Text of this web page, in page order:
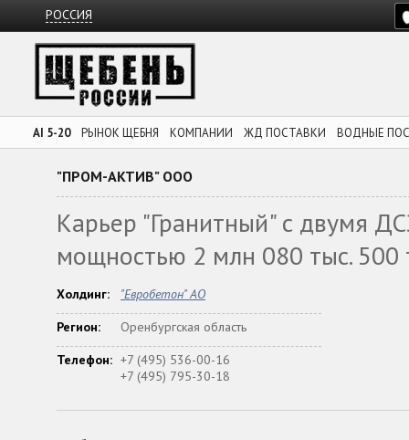
РОССИЯ
AI 5-20 РЫНОК ЩЕБНЯ КОМПАНИИ ЖД ПОСТАВКИ ВОДНЫЕ
"ПРОМ-АКТИВ" ООО
Карьер "Гранитный" с двумя
мощностью 2 млн 080 тыс. 500
Холдинг:
"Евробетон" АО
Регион:
Оренбургская область
Телефон: +7 (495) 536-00-16
+7 (495) 795-30-18